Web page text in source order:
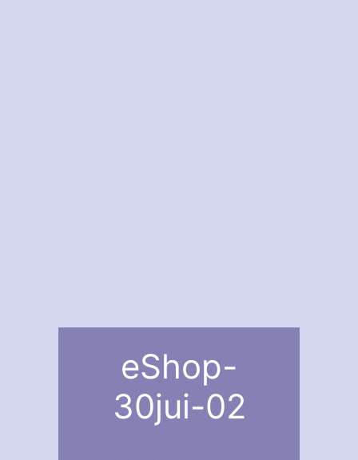
eShop-
30jui-02